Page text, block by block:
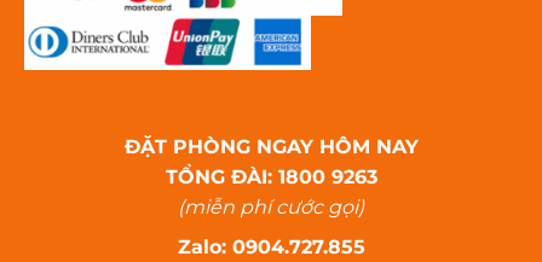
ĐẶT PHÒNG NGAY HÔM NAY
TỔNG ĐÀI: 1800 9263
(miễn phí cước gọi)
Zalo: 0904.727.855